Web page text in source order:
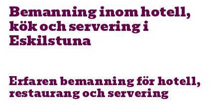
Bemanning inom hotell,
kök och servering i
Eskilstuna
Erfaren bemanning för hotell,
restaurang och servering